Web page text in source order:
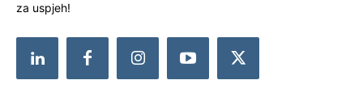
za uspjeh!